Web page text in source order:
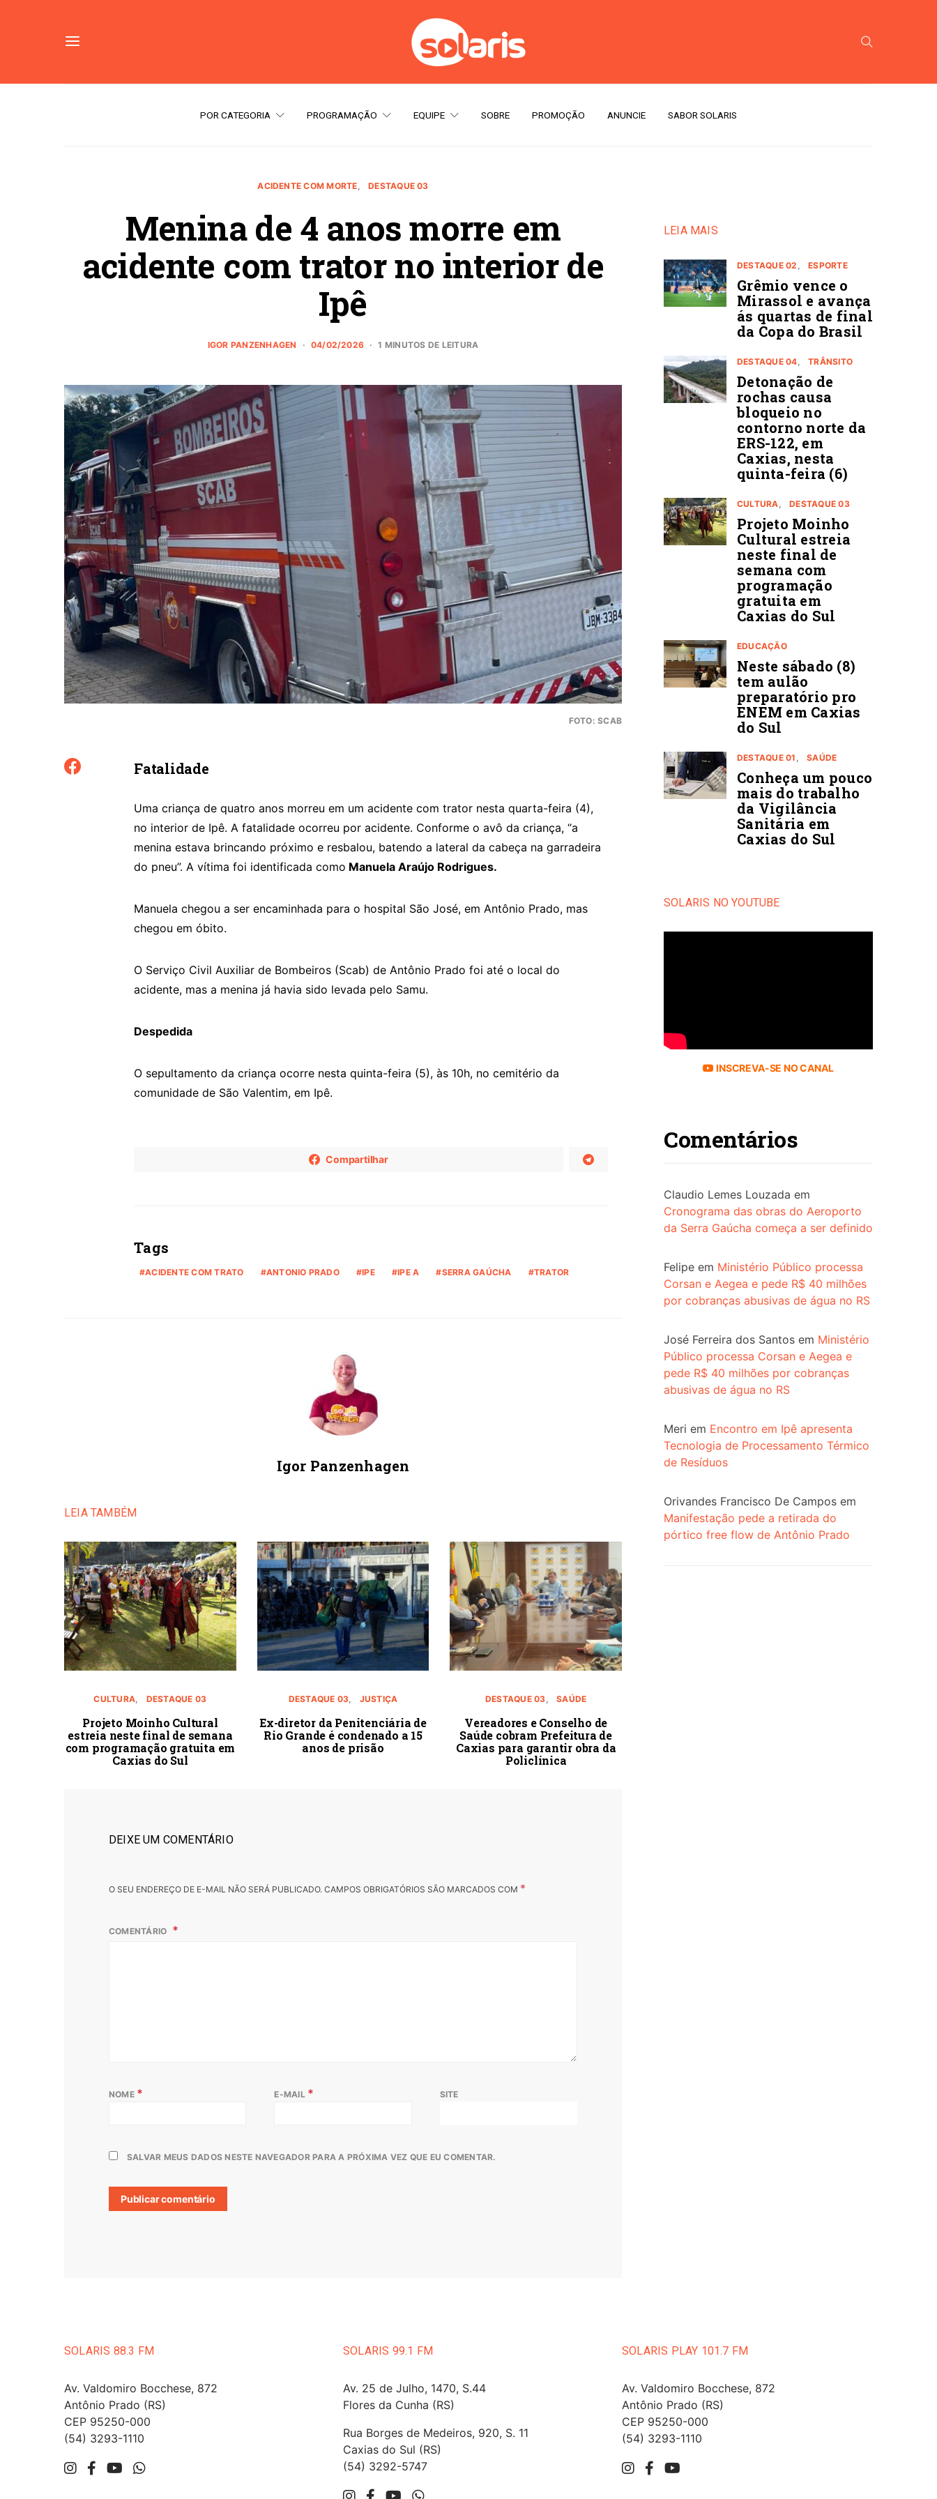
POR CATEGORIA PROGRAMAÇÃO EQUIPE SOBRE PROMOÇÃO ANUNCIE SABOR SOLARIS
ACIDENTE COM MORTE DESTAQUE 03
Menina de 4 anos morre em
acidente com trator no interior de
Ipê
IGOR PANZENHAGEN 04/02/2026 1 MINUTOS DE LEITURA
FOTO: SCAB
Fatalidade
Uma criança de quatro anos morreu em um acidente com trator nesta quarta-feira (4),
no interior de Ipê. A fatalidade ocorreu por acidente. Conforme o avô da criança, “a
menina estava brincando próximo e resbalou, batendo a lateral da cabeça na garradeira
do pneu”. A vítima foi identificada como Manuela Araújo Rodrigues.
Manuela chegou a ser encaminhada para o hospital São José, em Antônio Prado, mas
chegou em óbito.
O Serviço Civil Auxiliar de Bombeiros (Scab) de Antônio Prado foi até o local do
acidente, mas a menina já havia sido levada pelo Samu.
Despedida
O sepultamento da criança ocorre nesta quinta-feira (5), às 10h, no cemitério da
comunidade de São Valentim, em Ipê.
Compartilhar
Tags
ACIDENTE COM TRATO ANTONIO PRADO IPE IPE A SERRA GAÚCHA TRATOR
Igor Panzenhagen
LEIA TAMBÉM
CULTURA DESTAQUE 03
Projeto Moinho Cultural
estreia neste final de semana
com programação gratuita em
Caxias do Sul
DESTAQUE 03 JUSTIÇA
Ex-diretor da Penitenciária de
Rio Grande é condenado a 15
anos de prisão
DESTAQUE 03 SAÚDE
Vereadores e Conselho de
Saúde cobram Prefeitura de
Caxias para garantir obra da
Policlínica
DEIXE UM COMENTÁRIO
O SEU ENDEREÇO DE E-MAIL NÃO SERÁ PUBLICADO. CAMPOS OBRIGATÓRIOS SÃO MARCADOS COM *
COMENTÁRIO
NOME * E-MAIL * SITE
SALVAR MEUS DADOS NESTE NAVEGADOR PARA A PRÓXIMA VEZ QUE EU COMENTAR.
LEIA MAIS
DESTAQUE 02 ESPORTE
Grêmio vence o
Mirassol e avança
ás quartas de final
da Copa do Brasil
DESTAQUE 04 TRÂNSITO
Detonação de
rochas causa
bloqueio no
contorno norte da
ERS-122, em
Caxias, nesta
quinta-feira (6)
CULTURA DESTAQUE 03
Projeto Moinho
Cultural estreia
neste final de
semana com
programação
gratuita em
Caxias do Sul
EDUCAÇÃO
Neste sábado (8)
tem aulão
preparatório pro
ENEM em Caxias
do Sul
DESTAQUE 01 SAÚDE
Conheça um pouco
mais do trabalho
da Vigilância
Sanitária em
Caxias do Sul
SOLARIS NO YOUTUBE
INSCREVA-SE NO CANAL
Comentários
Claudio Lemes Louzada em
Cronograma das obras do Aeroporto
da Serra Gaúcha começa a ser definido
Felipe em Ministério Público processa
Corsan e Aegea e pede R$ 40 milhões
por cobranças abusivas de água no RS
José Ferreira dos Santos em Ministério
Público processa Corsan e Aegea e
pede R$ 40 milhões por cobranças
abusivas de água no RS
Meri em Encontro em Ipê apresenta
Tecnologia de Processamento Térmico
de Resíduos
Orivandes Francisco De Campos em
Manifestação pede a retirada do
pórtico free flow de Antônio Prado
SOLARIS 88.3 FM
Av. Valdomiro Bocchese, 872
Antônio Prado (RS)
CEP 95250-000
(54) 3293-1110
SOLARIS 99.1 FM
Av. 25 de Julho, 1470, S.44
Flores da Cunha (RS)
Rua Borges de Medeiros, 920, S. 11
Caxias do Sul (RS)
(54) 3292-5747
SOLARIS PLAY 101.7 FM
Av. Valdomiro Bocchese, 872
Antônio Prado (RS)
CEP 95250-000
(54) 3293-1110